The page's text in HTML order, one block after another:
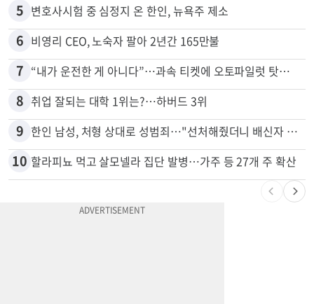
5 변호사시험 중 심정지 온 한인, 뉴욕주 제소
6 비영리 CEO, 노숙자 팔아 2년간 165만불
7 “내가 운전한 게 아니다”…과속 티켓에 오토파일럿 탓한 운전자
8 취업 잘되는 대학 1위는?…하버드 3위
9 한인 남성, 처형 상대로 성범죄…"선처해줬더니 배신자 취급"
10 할라피뇨 먹고 살모넬라 집단 발병…가주 등 27개 주 확산